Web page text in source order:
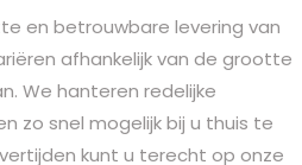
en betrouwbare levering van
afhankelijk van de grootte
We hanteren redelijke
zo snel mogelijk bij u thuis te
kunt u terecht op onze